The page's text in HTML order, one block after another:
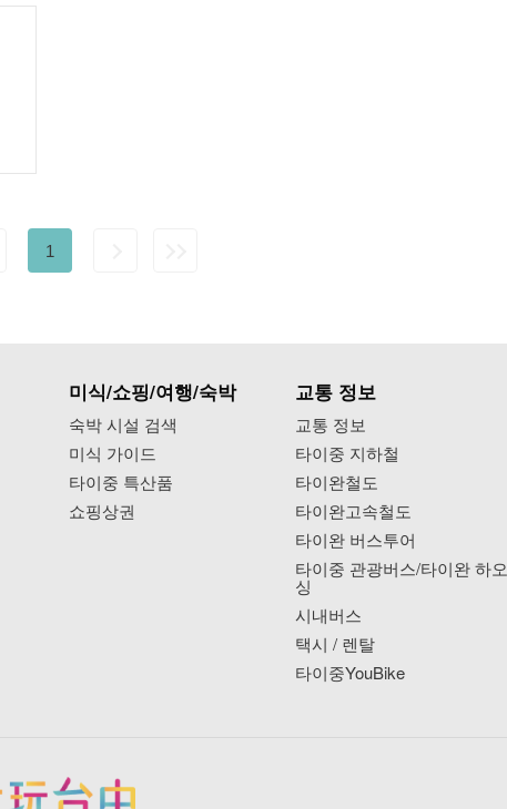
1
미식/쇼핑/여행/숙박
숙박 시설 검색
미식 가이드
타이중 특산품
쇼핑상권
교통 정보
교통 정보
타이중 지하철
타이완철도
타이완고속철도
타이완 버스투어
타이중 관광버스/타이완 하오
싱
시내버스
택시 / 렌탈
타이중YouBike